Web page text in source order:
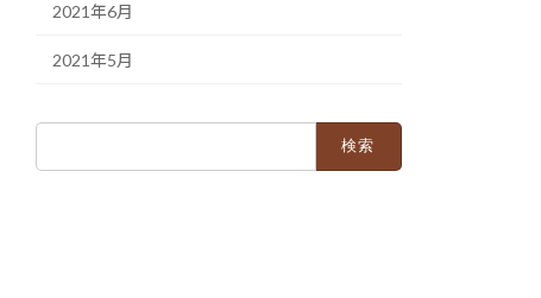
2021年6月
2021年5月
索: